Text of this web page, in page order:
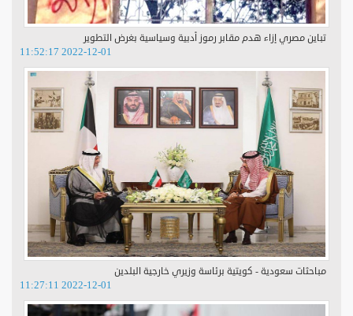
تباين مصري إزاء هدم مقابر رموز أدبية وسياسية بغرض التطوير
2022-12-01 11:52:17
مباحثات سعودية - كويتية برئاسة وزيري خارجية البلدين
2022-12-01 11:27:11